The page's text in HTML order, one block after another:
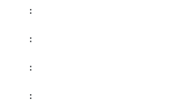
:
:
:
: